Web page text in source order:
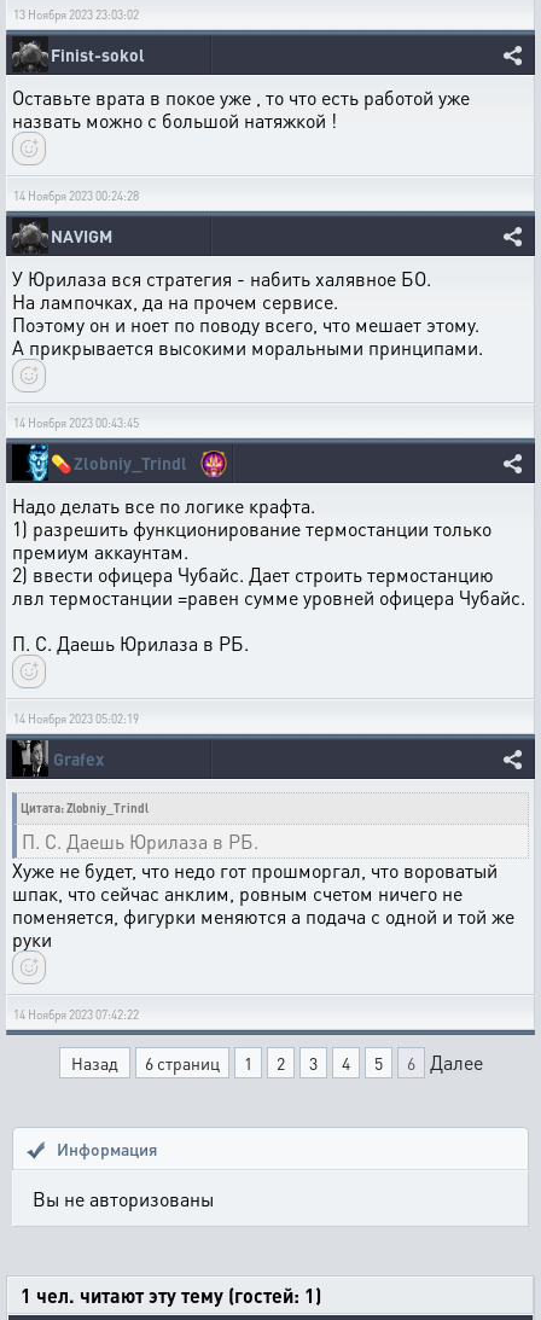
13 Ноября 2023 23:03:02
Finist-sokol
Оставьте врата в покое уже , то что есть работой уже
назвать можно с большой натяжкой !
14 Ноября 2023 00:24:28
NAVIGM
У Юрилаза вся стратегия - набить халявное БО.
На лампочках, да на прочем сервисе.
Поэтому он и ноет по поводу всего, что мешает этому.
А прикрывается высокими моральными принципами.
14 Ноября 2023 00:43:45
💊Zlobniy_Trindl
Надо делать все по логике крафта.
1) разрешить функционирование термостанции только
премиум аккаунтам.
2) ввести офицера Чубайс. Дает строить термостанцию
лвл термостанции =равен сумме уровней офицера Чубайс.
П. С. Даешь Юрилаза в РБ.
14 Ноября 2023 05:02:19
Grafex
Цитата: Zlobniy_Trindl
П. С. Даешь Юрилаза в РБ.
Хуже не будет, что недо гот прошморгал, что вороватый
шпак, что сейчас анклим, ровным счетом ничего не
поменяется, фигурки меняются а подача с одной и той же
руки
14 Ноября 2023 07:42:22
Назад 6 страниц 1 2 3 4 5 6 Далее
Информация
Вы не авторизованы
1 чел. читают эту тему (гостей: 1)